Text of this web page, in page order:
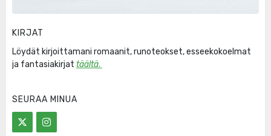
KIRJAT
Löydät kirjoittamani romaanit, runoteokset, esseekokoelmat
ja fantasiakirjat täältä.
SEURAA MINUA